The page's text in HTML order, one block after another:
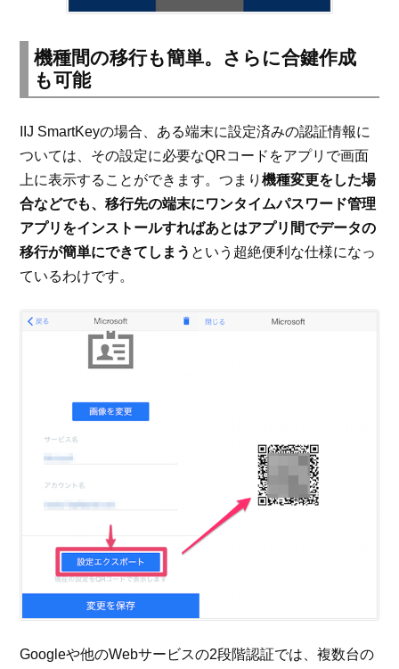
機種間の移行も簡単。さらに合鍵作成
も可能
IIJ SmartKeyの場合、ある端末に設定済みの認証情報に
ついては、その設定に必要なQRコードをアプリで画面
上に表示することができます。つまり機種変更をした場
合などでも、移行先の端末にワンタイムパスワード管理
アプリをインストールすればあとはアプリ間でデータの
移行が簡単にできてしまう という超絶便利な仕様になっ
ているわけです。
Googleや他のWebサービスの2段階認証では、複数台の